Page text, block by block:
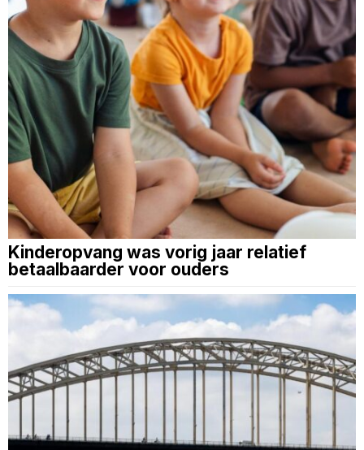
Kinderopvang was vorig jaar relatief
betaalbaarder voor ouders